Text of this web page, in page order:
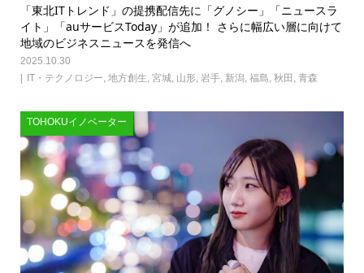
「東北ITトレンド」の提携配信先に「グノシー」「ニュースラ
イト」「auサービスToday」が追加！ さらに幅広い層に向けて
地域のビジネスニュースを発信へ
2025.10.30
IT・テクノロジー, 地方創生, 宮城, 山形, 岩手, 新潟, 福島, 秋田 , 青森
TOHOKUイノベーター